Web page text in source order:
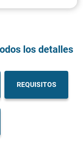
los detalles
REQUISITOS